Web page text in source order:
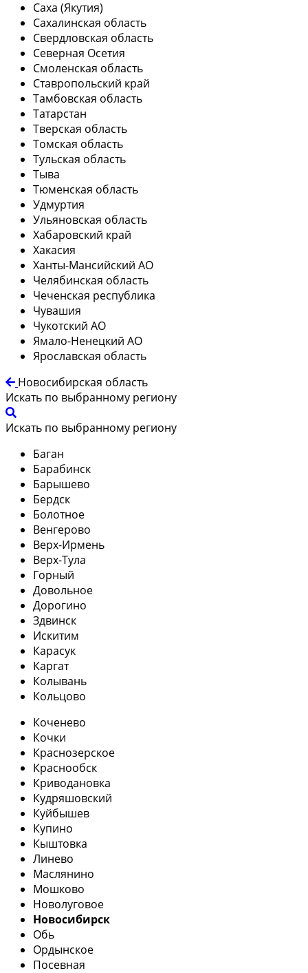
Саха (Якутия)
Сахалинская область
Свердловская область
Северная Осетия
Смоленская область
Ставропольский край
Тамбовская область
Татарстан
Тверская область
Томская область
Тульская область
Тыва
Тюменская область
Удмуртия
Ульяновская область
Хабаровский край
Хакасия
Ханты-Мансийский АО
Челябинская область
Чеченская республика
Чувашия
Чукотский АО
Ямало-Ненецкий АО
Ярославская область
Новосибирская область
Искать по выбранному региону
Искать по выбранному региону
Баган
Барабинск
Барышево
Бердск
Болотное
Венгерово
Верх-Ирмень
Верх-Тула
Горный
Довольное
Дорогино
Здвинск
Искитим
Карасук
Каргат
Колывань
Кольцово
Коченево
Кочки
Краснозерское
Краснообск
Криводановка
Кудряшовский
Куйбышев
Купино
Кыштовка
Линево
Маслянино
Мошково
Новолуговое
Новосибирск
Обь
Ордынское
Посевная